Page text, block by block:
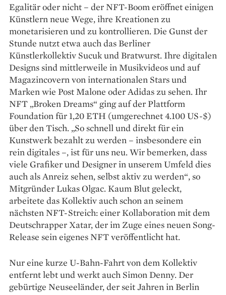
Egalitär oder nicht – der NFT-Boom eröffnet einigen
Künstlern neue Wege, ihre Kreationen zu
monetarisieren und zu kontrollieren. Die Gunst der
Stunde nutzt etwa auch das Berliner
Künstlerkollektiv Sucuk und Bratwurst. Ihre digitalen
Designs sind mittlerweile in Musikvideos und auf
Magazincovern von internationalen Stars und
Marken wie Post Malone oder Adidas zu sehen. Ihr
NFT „Broken Dreams“ ging auf der Plattform
Foundation für 1,20 ETH (umgerechnet 4.100 US-$)
über den Tisch. „So schnell und direkt für ein
Kunstwerk bezahlt zu werden – insbesondere ein
rein digitales –, ist für uns neu. Wir bemerken, dass
viele Grafiker und Designer in unserem Umfeld dies
auch als Anreiz sehen, selbst aktiv zu werden“, so
Mitgründer Lukas Olgac. Kaum Blut geleckt,
arbeitete das Kollektiv auch schon an seinem
nächsten NFT-Streich: einer Kollaboration mit dem
Deutschrapper Xatar, der im Zuge eines neuen Song-
Release sein eigenes NFT veröffentlicht hat.
Nur eine kurze U-Bahn-Fahrt von dem Kollektiv
entfernt lebt und werkt auch Simon Denny. Der
gebür­tige Neuseeländer, der seit Jahren in Berlin